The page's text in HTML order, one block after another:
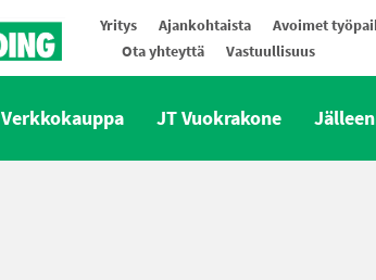
Yritys Ajankohtaista Avoimet
Ota yhteyttä
Vastuullisuus
Verkkokauppa JT Vuokrakone